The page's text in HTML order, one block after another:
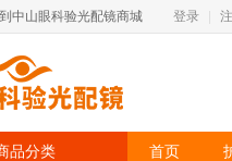
中山眼科验光配镜商城 登录
品分类 首页